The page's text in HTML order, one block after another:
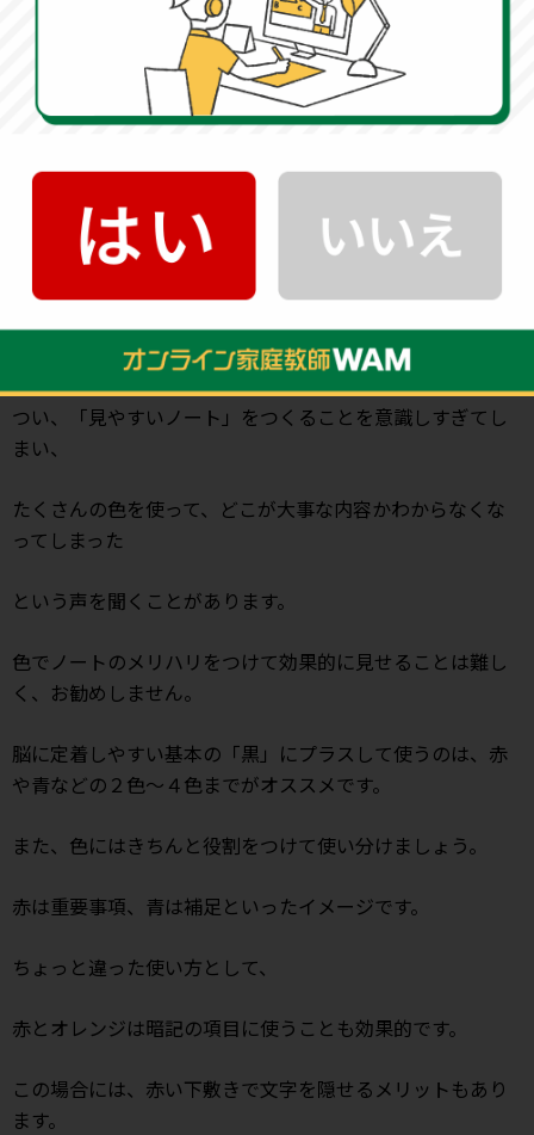
パッと見てすぐに何が書かれているかわかるノートにする
こともできます。
小さな文字でびっしり書き込まれているノートでは、もう
一度見直す気持ちも起きません。
使う色を限定する
つい、「見やすいノート」をつくることを意識しすぎてし
まい、
たくさんの色を使って、どこが大事な内容かわからなくな
ってしまった
という声を聞くことがあります。
色でノートのメリハリをつけて効果的に見せることは難し
く、お勧めしません。
脳に定着しやすい基本の「黒」にプラスして使うのは、赤
や青などの２色～４色までがオススメです。
また、色にはきちんと役割をつけて使い分けましょう。
赤は重要事項、青は補足といったイメージです。
ちょっと違った使い方として、
赤とオレンジは暗記の項目に使うことも効果的です。
この場合には、赤い下敷きで文字を隠せるメリットもあり
ます。